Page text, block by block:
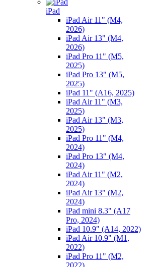
iPad
iPad Air 11" (M4,
2026)
iPad Air 13" (M4,
2026)
iPad Pro 11" (M5,
2025)
iPad Pro 13" (M5,
2025)
iPad 11" (A16, 2025)
iPad Air 11" (M3,
2025)
iPad Air 13" (M3,
2025)
iPad Pro 11" (M4,
2024)
iPad Pro 13" (M4,
2024)
iPad Air 11" (M2,
2024)
iPad Air 13" (M2,
2024)
iPad mini 8.3" (A17
Pro, 2024)
iPad 10.9" (A14, 2022)
iPad Air 10.9" (M1,
2022)
iPad Pro 11" (M2,
2022)